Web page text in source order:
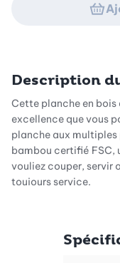
Description
Cette planche en bois
excellence que vous
planche aux
bambou certifié FSC,
vouliez couper, servir
toujours service.